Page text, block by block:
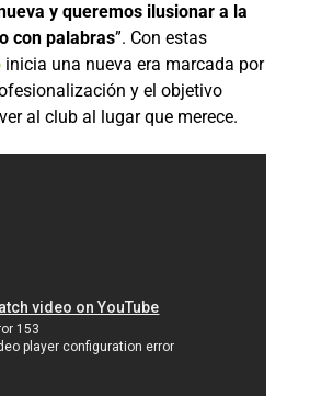
y queremos ilusionar a la
con palabras”. Con estas
inicia una nueva era marcada por
y el objetivo
al club al lugar que merece.